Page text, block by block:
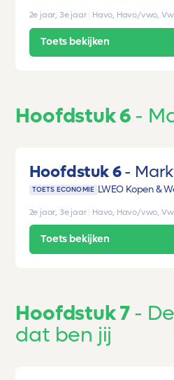
2e jaar, 3e jaar Havo, Havo/vwo,
Toets bekijken
Hoofdstuk 6
Hoofdstuk 6
TOETS ECONOMIE LWEO Kopen &
2e jaar, 3e jaar Havo, Havo/vwo,
Toets bekijken
Hoofdstuk 7
dat ben jij